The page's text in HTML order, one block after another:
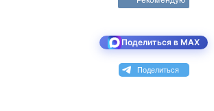
Поделиться в MAX
Поделиться